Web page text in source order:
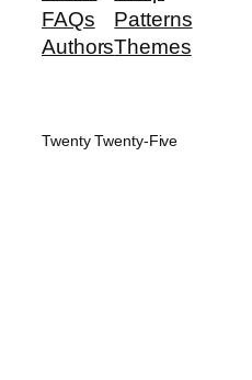
FAQs
Authors
Patterns
Themes
Twenty Twenty-Five